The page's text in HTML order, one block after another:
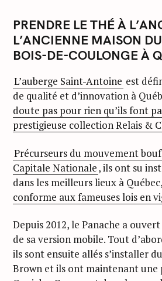
PRENDRE LE THÉ À
L’ANCIENNE MAISON
BOIS-DE-COULONGE À
L’auberge Saint-Antoine est
de qualité et d’innovation à
doute pas pour rien qu’ils font
prestigieuse collection Relais &
Précurseurs du mouvement
Capitale Nationale, ils ont su
dans les meilleurs lieux à Québec,
conforme aux fameuses lois en
Depuis 2012, le Panache a
de sa version mobile. Tout
ils sont ensuite allés s’installer
Brown et ils ont maintenant une